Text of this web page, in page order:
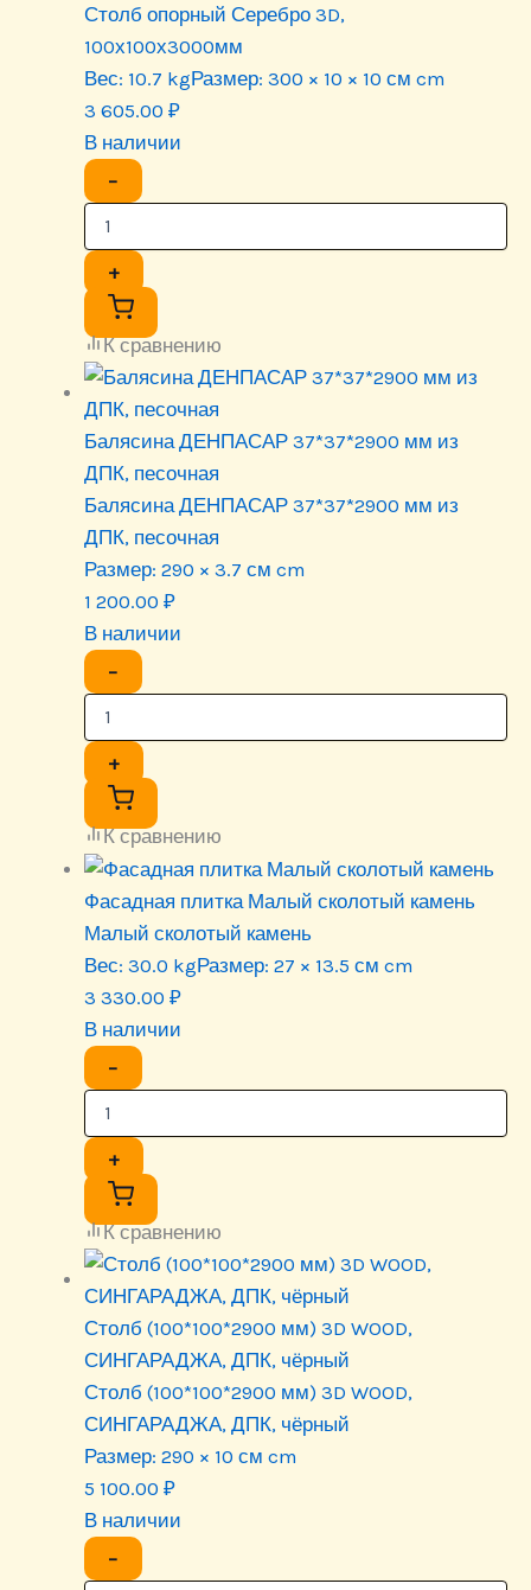
Столб опорный Серебро 3D,
100х100х3000мм
Вес: 10.7 kgРазмер: 300 × 10 × 10 см cm
3 605.00 ₽
В наличии
−
+
К сравнению
Балясина ДЕНПАСАР 37*37*2900 мм из
ДПК, песочная
Балясина ДЕНПАСАР 37*37*2900 мм из
ДПК, песочная
Размер: 290 × 3.7 см cm
1 200.00 ₽
В наличии
−
+
К сравнению
Фасадная плитка Малый сколотый камень
Малый сколотый камень
Вес: 30.0 kgРазмер: 27 × 13.5 см cm
3 330.00 ₽
В наличии
−
+
К сравнению
Столб (100*100*2900 мм) 3D WOOD,
СИНГАРАДЖА, ДПК, чёрный
Столб (100*100*2900 мм) 3D WOOD,
СИНГАРАДЖА, ДПК, чёрный
Размер: 290 × 10 см cm
5 100.00 ₽
В наличии
−